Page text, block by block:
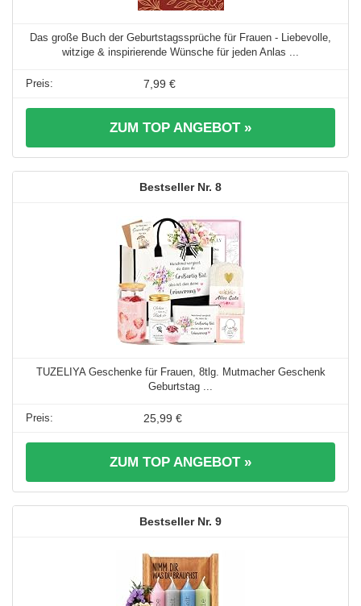
Das große Buch der Geburtstagssprüche für Frauen - Liebevolle,
witzige & inspirierende Wünsche für jeden Anlas ...
7,99 €
ZUM TOP ANGEBOT »
8
TUZELIYA Geschenke für Frauen, 8tlg. Mutmacher Geschenk
Geburtstag ...
25,99 €
ZUM TOP ANGEBOT »
9